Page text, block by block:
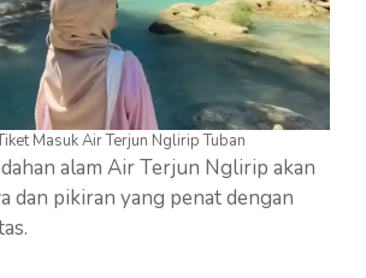
Masuk Air Terjun Nglirip Tuban
alam Air Terjun Nglirip akan
dan pikiran yang penat dengan